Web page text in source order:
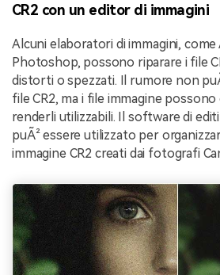
CR2 con un editor di immagini
Alcuni elaboratori di immagini,
Photoshop, possono riparare i file
distorti o spezzati. Il rumore non
file CR2, ma i file immagine
renderli utilizzabili. Il software di
puÃ² essere utilizzato per
immagine CR2 creati dai fotografi